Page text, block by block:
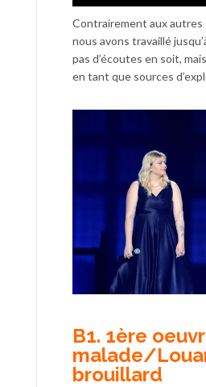
Contrairement aux autres
nous avons travaillé
pas d’écoutes en soit,
en tant que sources
B1. 1ère
malade/
brouillard